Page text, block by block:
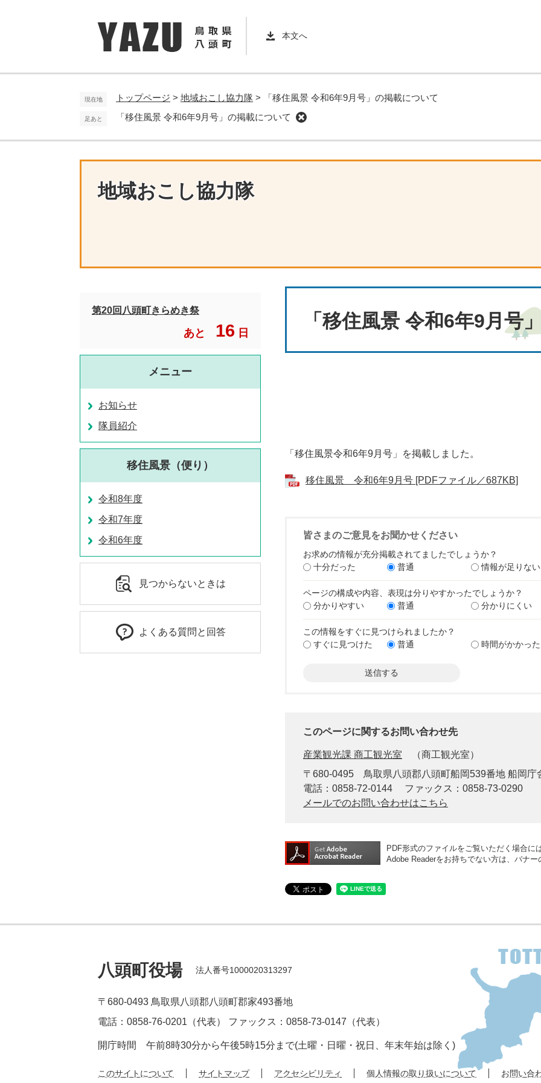
本
本文へ
現在地 トップページ > 地域おこし協力隊 > 「移住風景 令和6年9月号」の掲載について
足あと 「移住風景 令和6年9月号」の掲載について
地域おこし協力隊
「移住風景 令和6年9月号
「移住風景令和6年9月号」を掲載しました。
移住風景 令和6年9月号 [PDFファイル／687KB]
皆さまのご意見をお聞かせください
お求めの情報が充分掲載されてましたでしょうか？
十分だった
普通 情報が足りない
ページの構成や内容、表現は分りやすかったでしょうか？
分かりやすい
普通 分かりにくい
この情報をすぐに見つけられましたか？
すぐに見つけた
普通 時間がかかった
このページに関するお問い合わせ先
産業観光課 商工観光室
商工観光室
〒680-0495
鳥取県八頭郡八頭町船岡539番地 船岡庁
電話：0858-72-0144
ファックス：0858-73-0290
メールでのお問い合わせはこちら
PDF形式のファイルをご覧いただく場合に
Adobe Readerをお持ちでない方は、バナ
第20回八頭町きらめき祭
あと 16 日
メニュー
お知らせ
隊員紹介
移住風景（便り）
令和8年度
令和7年度
令和6年度
見つからないときは
よくある質問と回答
八頭町役場 法人番号1000020313297
〒680-0493 鳥取県八頭郡八頭町郡家493番地
電話：0858-76-0201（代表） ファックス：0858-73-0147（代表）
開庁時間 午前8時30分から午後5時15分まで(土曜・日曜・祝日、年末年始は除く)
このサイトについて サイトマップ アクセシビリティ 個人情報の取り扱いについて お問い合